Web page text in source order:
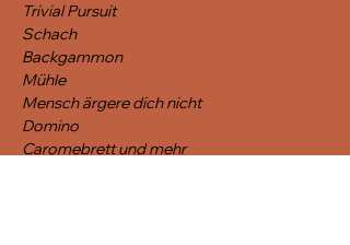
Trivial Pursuit
Schach
Backgammon
Mühle
Mensch ärgere dich nicht
Domino
Caromebrett und mehr